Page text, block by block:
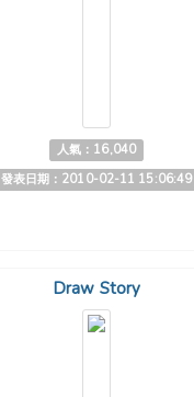
人氣：16,040
發表日期：2010-02-11 15:06:49
Draw Story